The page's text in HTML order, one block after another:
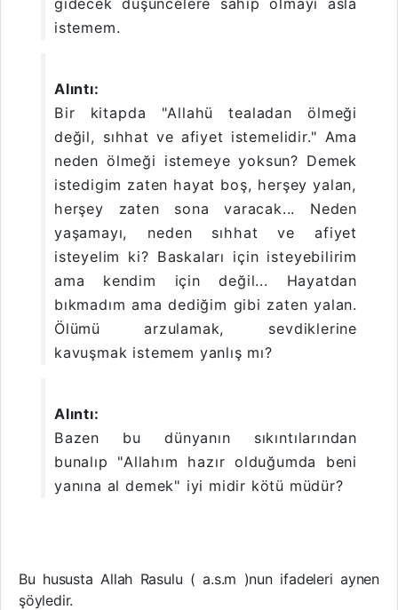
istemem.
Alıntı:
Bir kitapda "Allahü tealadan ölmeği
değil, sıhhat ve afiyet istemelidir." Ama
neden ölmeği istemeye yoksun? Demek
istedigim zaten hayat boş, herşey yalan,
herşey zaten sona varacak... Neden
yaşamayı, neden sıhhat ve afiyet
isteyelim ki? Baskaları için isteyebilirim
ama kendim için değil... Hayatdan
bıkmadım ama dediğim gibi zaten yalan.
Ölümü arzulamak, sevdiklerine
kavuşmak istemem yanlış mı?
Alıntı:
Bazen bu dünyanın sıkıntılarından
bunalıp "Allahım hazır olduğumda beni
yanına al demek" iyi midir kötü müdür?
Bu hususta Allah Rasulu ( a.s.m )nun ifadeleri aynen
şöyledir.